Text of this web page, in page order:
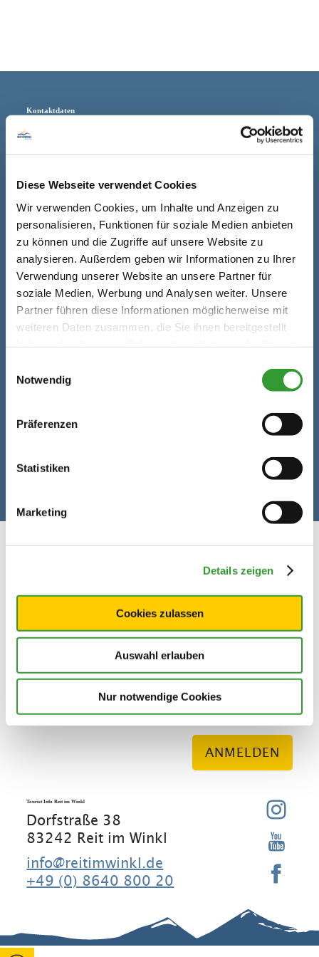
Diese Webseite verwendet Cookies
Wir verwenden Cookies, um Inhalte und Anzeigen zu
personalisieren, Funktionen für soziale Medien anbieten
zu können und die Zugriffe auf unsere Website zu
analysieren. Außerdem geben wir Informationen zu Ihrer
Verwendung unserer Website an unsere Partner für
soziale Medien, Werbung und Analysen weiter. Unsere
Partner führen diese Informationen möglicherweise mit
weiteren Daten zusammen, die Sie ihnen bereitgestellt
Notwendig
Präferenzen
Statistiken
Marketing
Details zeigen
Cookies zulassen
Auswahl erlauben
Nur notwendige Cookies
Kontaktdaten
83242 Reit im Winkl
E-Mail
reitimwinkl@klettersteig
schule.de
Internet
http://www.klettersteig
schule.de
Ich stimme der
Datenschutzerklärungzu. *
ANMELDEN
Tourist Info Reit im Winkl
Dorfstraße 38
83242 Reit im Winkl
info@reitimwinkl.de
+49 (0) 8640 800 20
Gut zu wissen